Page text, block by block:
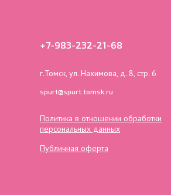
+7-983-232-21-68
г.Томск, ул. Нахимова, д. 8, стр. 6
spurt@spurt.tomsk.ru
Политика в отношении обработки
персональных данных
Публичная оферта